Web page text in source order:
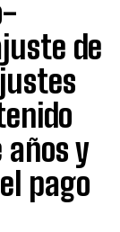
de
y
pago